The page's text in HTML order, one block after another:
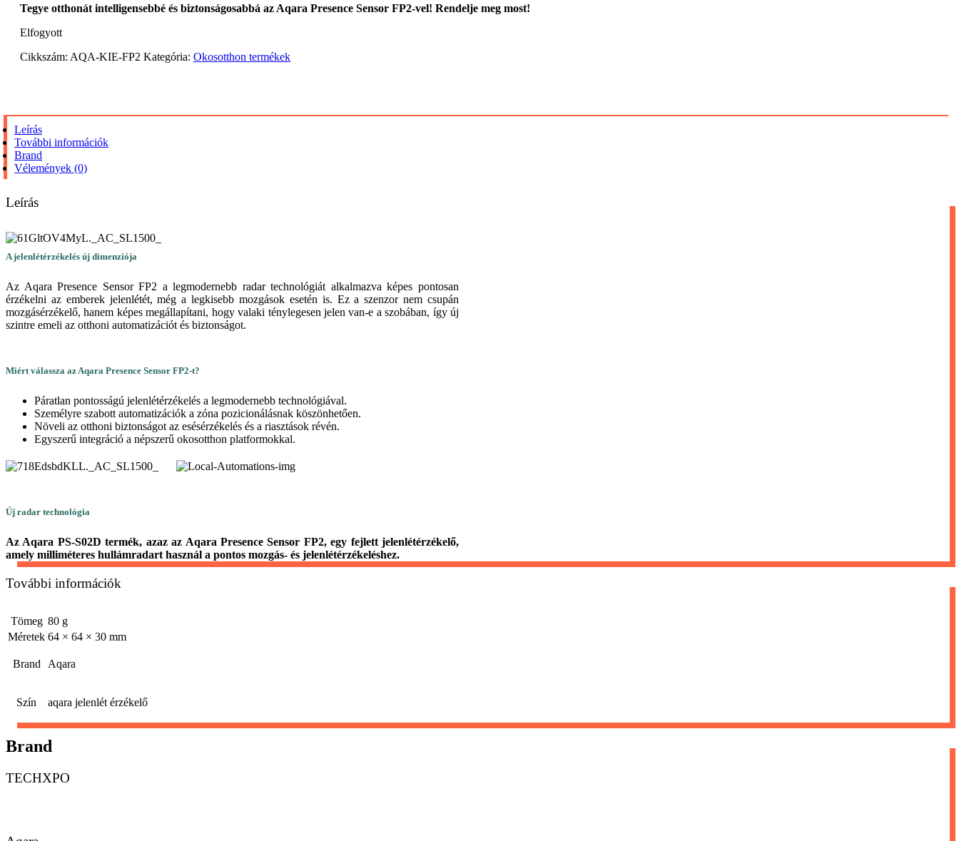
Tegye otthonát intelligensebbé és biztonságosabbá az Aqara Presence Sensor FP2-vel! Rendelje meg most!
Elfogyott
Cikkszám: AQA-KIE-FP2 Kategória: Okosotthon termékek
Leírás
További információk
Brand
Vélemények (0)
Leírás
A jelenlétérzékelés új dimenziója
Az Aqara Presence Sensor FP2 a legmodernebb radar technológiát alkalmazva képes pontosan
érzékelni az emberek jelenlétét, még a legkisebb mozgások esetén is. Ez a szenzor nem csupán
mozgásérzékelő, hanem képes megállapítani, hogy valaki ténylegesen jelen van-e a szobában, így új
szintre emeli az otthoni automatizációt és biztonságot.
Miért válassza az Aqara Presence Sensor FP2-t?
Páratlan pontosságú jelenlétérzékelés a legmodernebb technológiával.
Személyre szabott automatizációk a zóna pozicionálásnak köszönhetően.
Növeli az otthoni biztonságot az esésérzékelés és a riasztások révén.
Egyszerű integráció a népszerű okosotthon platformokkal.
Új radar technológia
Az Aqara PS-S02D termék, azaz az Aqara Presence Sensor FP2, egy fejlett jelenlétérzékelő,
amely milliméteres hullámradart használ a pontos mozgás- és jelenlétérzékeléshez.
További információk
Tömeg 80 g
Méretek 64 × 64 × 30 mm
Brand Aqara
Szín aqara jelenlét érzékelő
Brand
TECHXPO